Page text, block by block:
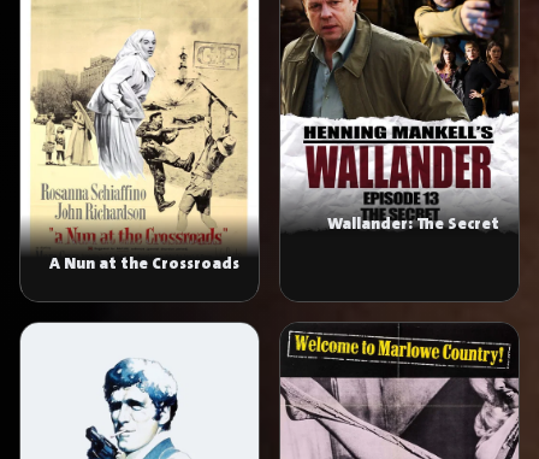
Wallander: The Secret
A Nun at the Crossroads